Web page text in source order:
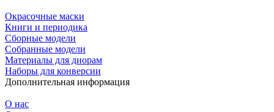
Окрасочные маски
Книги и периодика
Сборные модели
Собранные модели
Материалы для диорам
Наборы для конверсии
Дополнительная информация
О нас